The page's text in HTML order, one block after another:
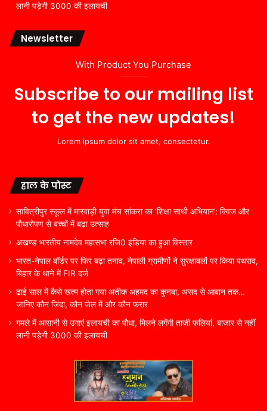
लानी पड़ेगी 3000 की इलायची
Newsletter
With Product You Purchase
Subscribe to our mailing list
to get the new updates!
Lorem ipsum dolor sit amet, consectetur.
हाल के पोस्ट
सावित्रीपुर स्कूल में मारवाड़ी युवा मंच सांकरा का ‘शिक्षा साथी अभियान’: क्विज और
पौधारोपण से बच्चों में बढ़ा उत्साह
अखण्ड भारतीय नामदेव महासभा रजि0 इंडिया का हुआ विस्तार
भारत-नेपाल बॉर्डर पर फिर बढ़ा तनाव, नेपाली ग्रामीणों ने सुरक्षाबलों पर किया पथराव,
बिहार के थाने में FIR दर्ज
ढाई साल में कैसे खत्म होता गया अतीक अहमद का कुनबा, असद से आबान तक…
जानिए कौन जिंदा, कौन जेल में और कौन फरार
गमले में आसानी से उगाएं इलायची का पौधा, मिलने लगेंगी ताजी फलियां, बाजार से नहीं
लानी पड़ेगी 3000 की इलायची